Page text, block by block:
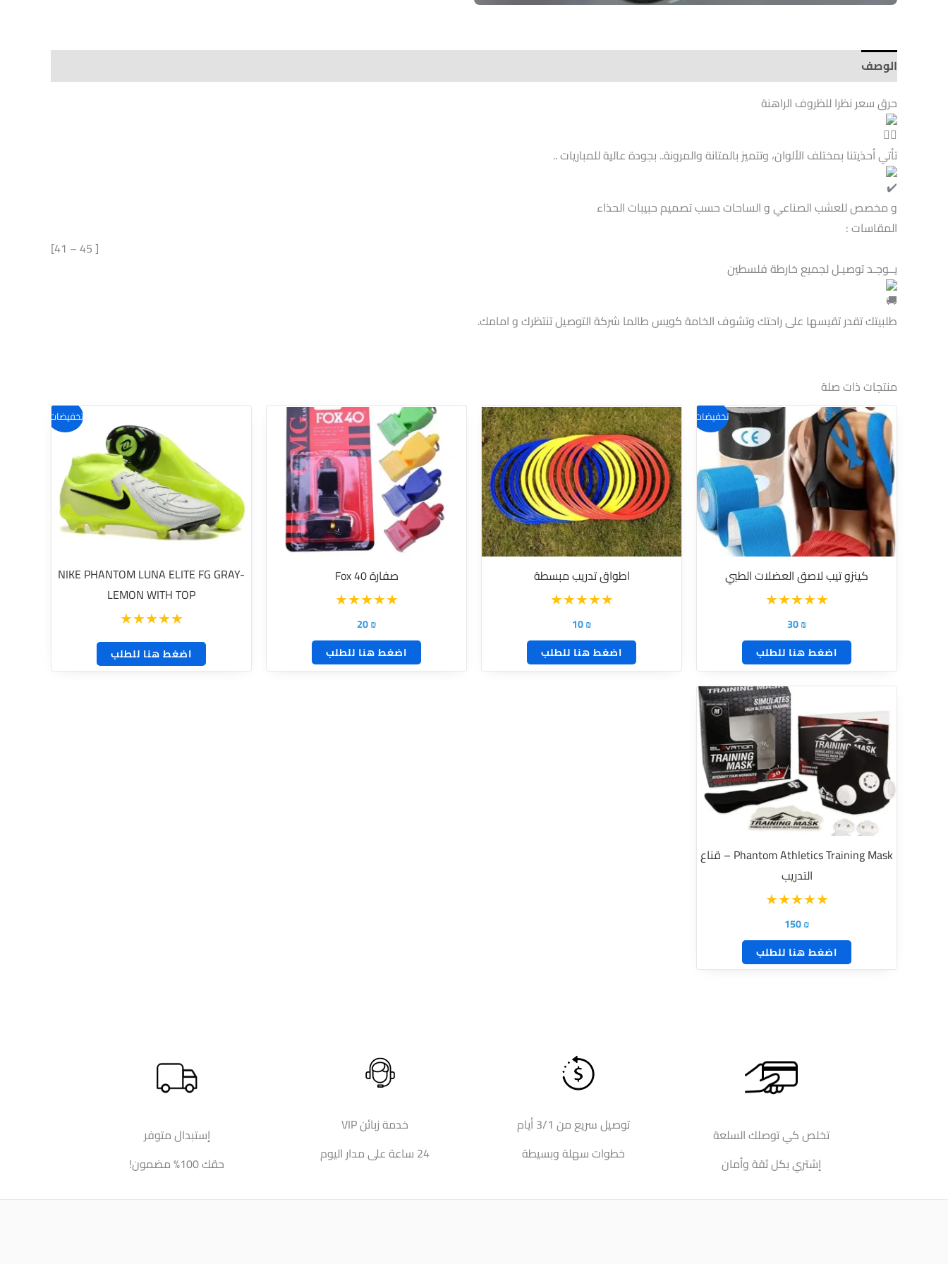
الوصف
حرق سعر نظرا للظروف الراهنة
تأتي أحذيتنا بمختلف الألوان، وتتميز بالمتانة والمرونة.. بجودة عالية للمباريات ..
و مخصص للعشب الصناعي و الساحات حسب تصميم حبيبات الحذاء
المقاسات :
[41 – 45 ]
منتجات ذات صلة
تخفيضات!
كينزو تيب لاصق العضلات الطبي
30₪
اضغط هنا للطلب
اطواق تدريب مبسطة
10₪
اضغط هنا للطلب
صفارة Fox 40
20₪
اضغط هنا للطلب
تخفيضات!
NIKE PHANTOM LUNA ELITE FG GRAY-
LEMON WITH TOP
اضغط هنا للطلب
Phantom Athletics Training Mask – قناع
التدريب
150₪
اضغط هنا للطلب
تخلص كي توصلك السلعة
إشتري بكل ثقة وأمان
توصيل سريع من 3/1 أيام
خطوات سهلة وبسيطة
خدمة زبائن VIP
24 ساعة على مدار اليوم
إستبدال متوفر
حقك 100% مضمون!